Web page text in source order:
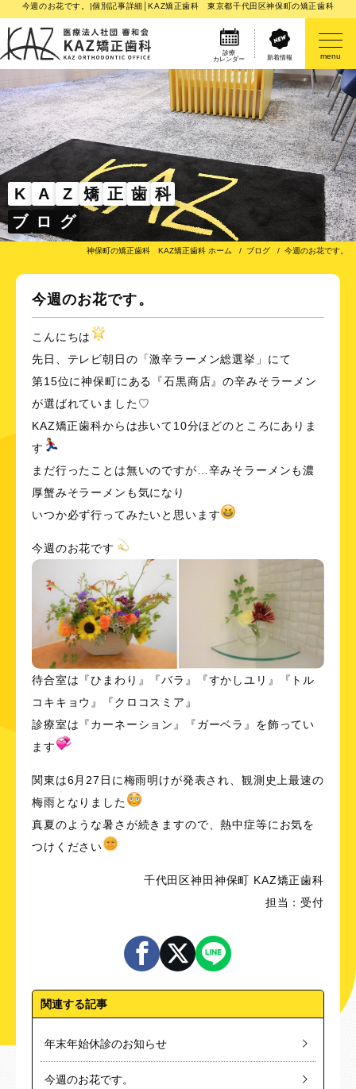
今週のお花です。|個別記事詳細│KAZ矯正歯科 東京都千代田区神保町の矯正歯科
診療
カレンダー
新着情報 menu
K A Z 矯 正 歯 科
ブ ロ グ
神保町の矯正歯科 KAZ矯正歯科 ホーム ブログ 今週のお花です。
今週のお花です。
こんにちは
先日、テレビ朝日の「激辛ラーメン総選挙」にて
第15位に神保町にある『石黒商店』の辛みそラーメン
が選ばれていました♡
KAZ矯正歯科からは歩いて10分ほどのところにありま
す
まだ行ったことは無いのですが…辛みそラーメンも濃
厚蟹みそラーメンも気になり
いつか必ず行ってみたいと思います
今週のお花です
待合室は『ひまわり』『バラ』『すかしユリ』『トル
コキキョウ』『クロコスミア』
診療室は『カーネーション』『ガーベラ』を飾ってい
ます
関東は6月27日に梅雨明けが発表され、観測史上最速の
梅雨となりました
真夏のような暑さが続きますので、熱中症等にお気を
つけください
千代田区神田神保町 KAZ矯正歯科
担当：受付
関連する記事
年末年始休診のお知らせ
今週のお花です。
医院案内
矯正歯科治療のご案内
矯正装置のご紹介
その他